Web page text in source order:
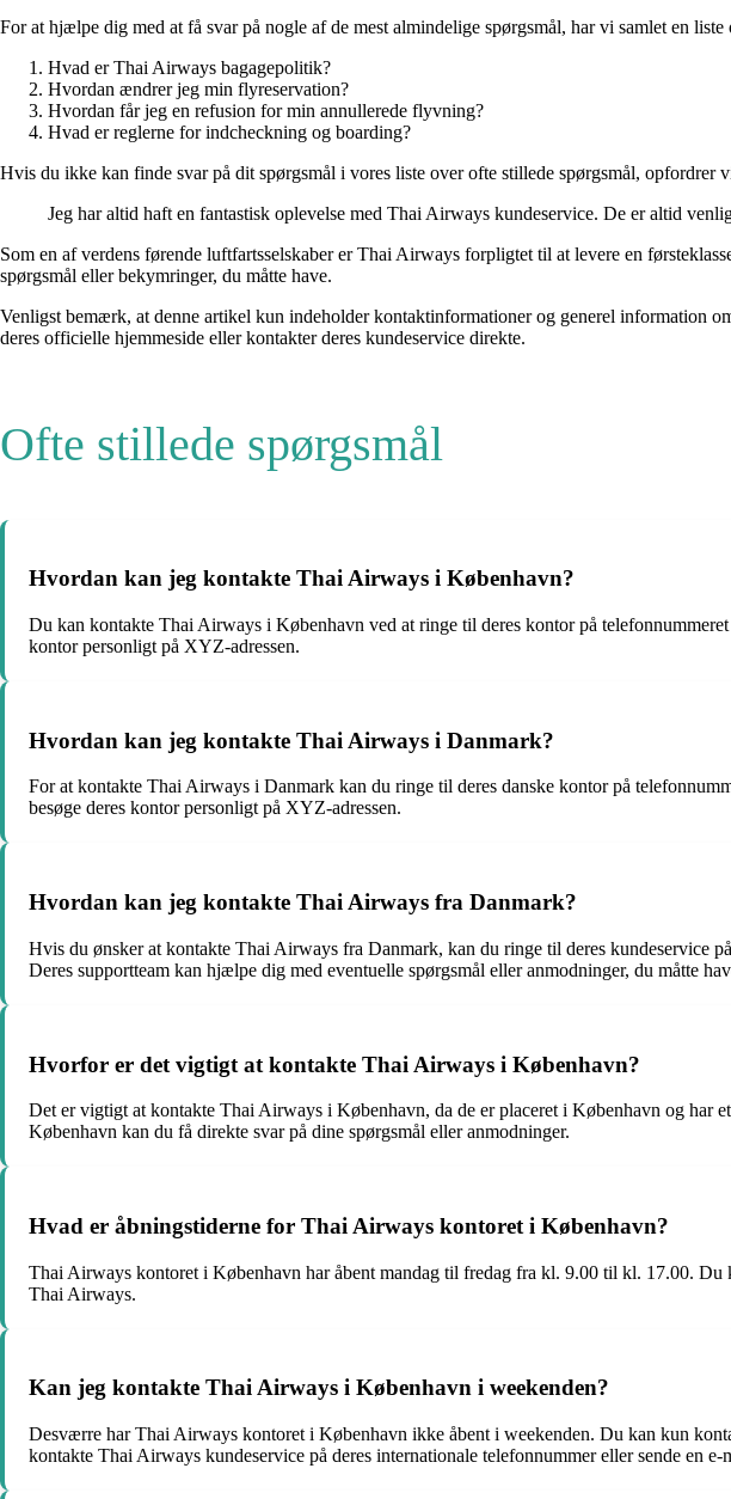
For at hjælpe dig med at få svar på nogle af de mest almindelige spørgsmål, har vi samlet en liste
Hvad er Thai Airways bagagepolitik?
Hvordan ændrer jeg min flyreservation?
Hvordan får jeg en refusion for min annullerede flyvning?
Hvad er reglerne for indcheckning og boarding?
Hvis du ikke kan finde svar på dit spørgsmål i vores liste over ofte stillede spørgsmål,
Jeg har altid haft en fantastisk oplevelse med Thai Airways kundeservice. De er altid
Som en af verdens førende luftfartsselskaber er Thai Airways forpligtet til at levere en
spørgsmål eller bekymringer, du måtte have.
Venligst bemærk, at denne artikel kun indeholder kontaktinformationer og generel information
deres officielle hjemmeside eller kontakter deres kundeservice direkte.
Ofte stillede spørgsmål
Hvordan kan jeg kontakte Thai Airways i København?
Du kan kontakte Thai Airways i København ved at ringe til deres kontor på
kontor personligt på XYZ-adressen.
Hvordan kan jeg kontakte Thai Airways i Danmark?
For at kontakte Thai Airways i Danmark kan du ringe til deres danske kontor på
besøge deres kontor personligt på XYZ-adressen.
Hvordan kan jeg kontakte Thai Airways fra Danmark?
Hvis du ønsker at kontakte Thai Airways fra Danmark, kan du ringe til deres kundeservice
Deres supportteam kan hjælpe dig med eventuelle spørgsmål eller anmodninger, du måtte
Hvorfor er det vigtigt at kontakte Thai Airways i København?
Det er vigtigt at kontakte Thai Airways i København, da de er placeret i København og har
København kan du få direkte svar på dine spørgsmål eller anmodninger.
Hvad er åbningstiderne for Thai Airways kontoret i København?
Thai Airways kontoret i København har åbent mandag til fredag ​​fra kl. 9.00 til kl. 17.00.
Thai Airways.
Kan jeg kontakte Thai Airways i København i weekenden?
Desværre har Thai Airways kontoret i København ikke åbent i weekenden. Du kan kun
kontakte Thai Airways kundeservice på deres internationale telefonnummer eller sende en e-